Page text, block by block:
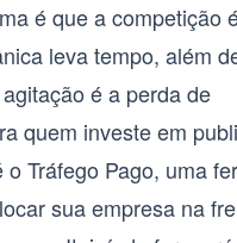
é que a competição
leva tempo, além
é a perda de
quem investe em
o Tráfego Pago, uma
sua empresa na